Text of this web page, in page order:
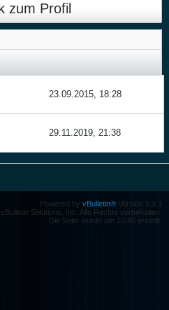
zum Profil
23.09.2015, 18:28
29.11.2019, 21:38
Powered by vBulletin® Version 5.3.1
Solutions, Inc. Alle Rechte vorbehalten.
Die Seite wurde um 10:40 erstellt.